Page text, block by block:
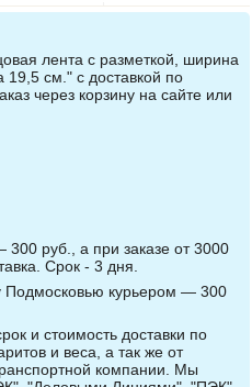
лента с разметкой, ширина
см." с доставкой по
через корзину на сайте или
руб., а при заказе от 3000
Срок - 3 дня.
курьером — 300
и стоимость доставки по
и веса, а так же от
компании. Мы